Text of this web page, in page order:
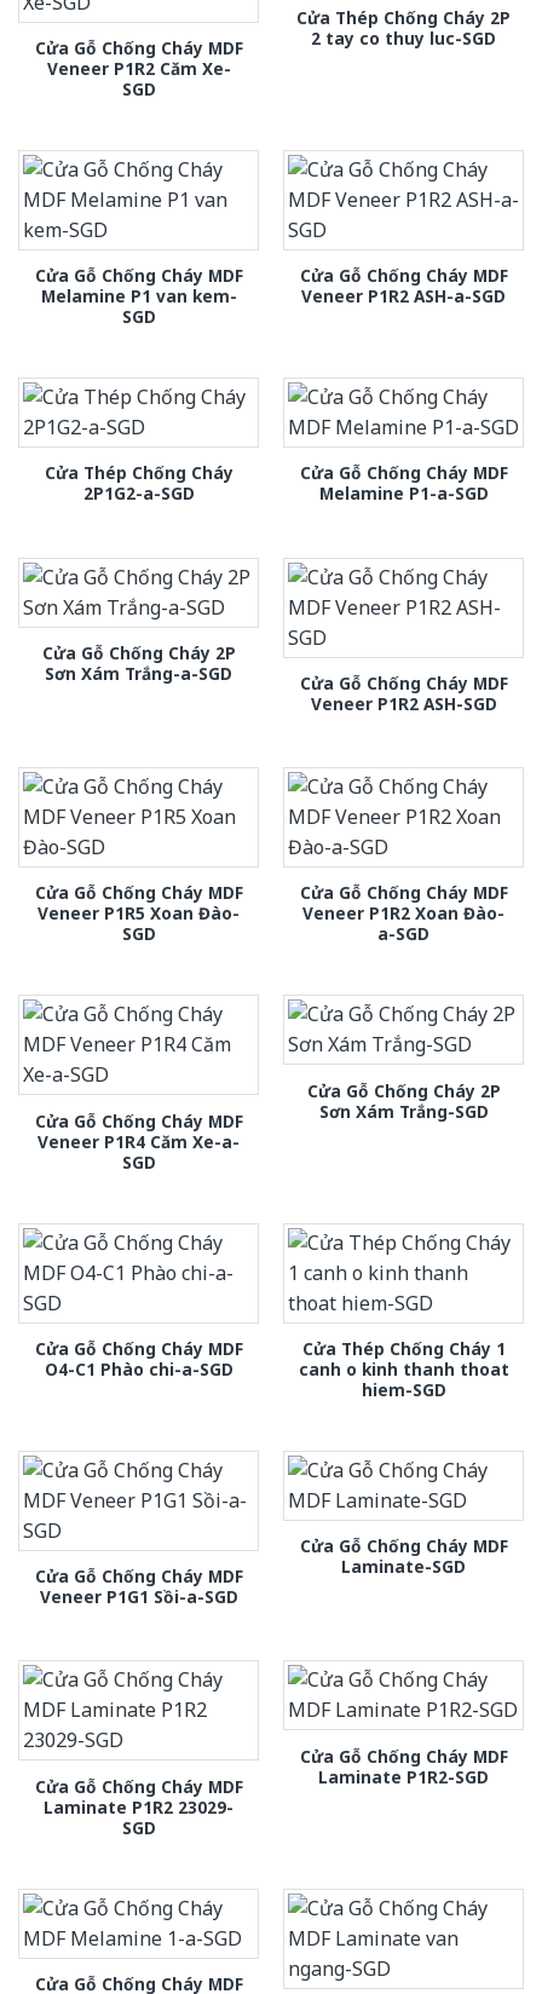
Cửa Gỗ Chống Cháy MDF
Veneer P1R2 Căm Xe-
SGD
Cửa Thép Chống Cháy 2P
2 tay co thuy luc-SGD
Cửa Gỗ Chống Cháy MDF
Melamine P1 van kem-
SGD
Cửa Gỗ Chống Cháy MDF
Veneer P1R2 ASH-a-SGD
Cửa Thép Chống Cháy
2P1G2-a-SGD
Cửa Gỗ Chống Cháy MDF
Melamine P1-a-SGD
Cửa Gỗ Chống Cháy 2P
Sơn Xám Trắng-a-SGD
Cửa Gỗ Chống Cháy MDF
Veneer P1R2 ASH-SGD
Cửa Gỗ Chống Cháy MDF
Veneer P1R5 Xoan Đào-
SGD
Cửa Gỗ Chống Cháy MDF
Veneer P1R2 Xoan Đào-
a-SGD
Cửa Gỗ Chống Cháy MDF
Veneer P1R4 Căm Xe-a-
SGD
Cửa Gỗ Chống Cháy 2P
Sơn Xám Trắng-SGD
Cửa Gỗ Chống Cháy MDF
O4-C1 Phào chi-a-SGD
Cửa Thép Chống Cháy 1
canh o kinh thanh thoat
hiem-SGD
Cửa Gỗ Chống Cháy MDF
Veneer P1G1 Sồi-a-SGD
Cửa Gỗ Chống Cháy MDF
Laminate-SGD
Cửa Gỗ Chống Cháy MDF
Laminate P1R2 23029-
SGD
Cửa Gỗ Chống Cháy MDF
Laminate P1R2-SGD
Cửa Gỗ Chống Cháy MDF